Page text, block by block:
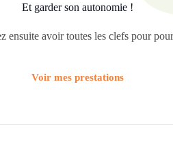
Et garder son autonomie !
ensuite avoir toutes les clefs pour
Voir mes prestations